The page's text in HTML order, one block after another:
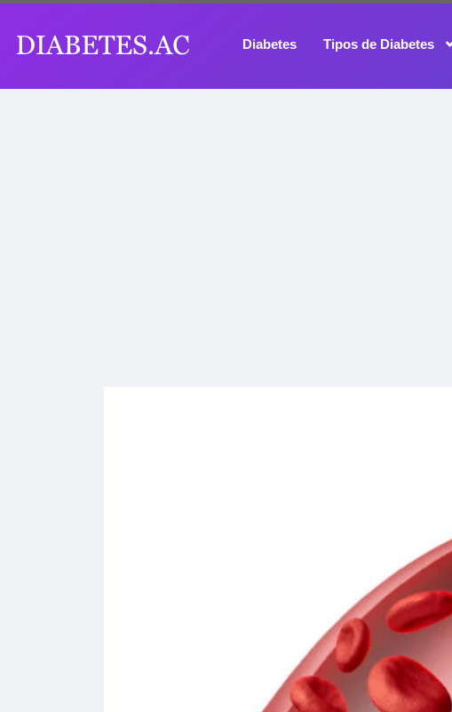
Diabetes Tipos de Diabetes